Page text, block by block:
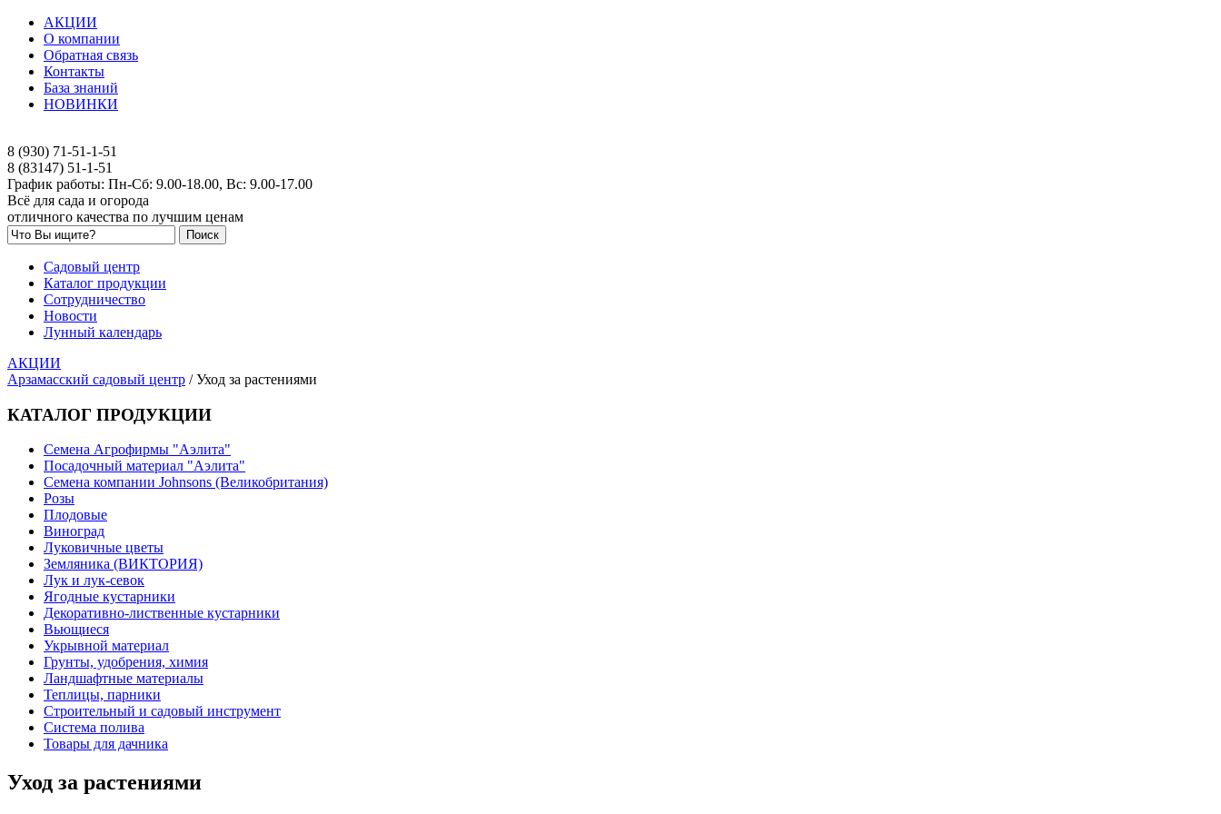
АКЦИИ
О компании
Обратная связь
Контакты
База знаний
НОВИНКИ
8 (930) 71-51-1-51
8 (83147) 51-1-51
График работы: Пн-Сб: 9.00-18.00, Вс: 9.00-17.00
Всё для сада и огорода
отличного качества по лучшим ценам
Садовый центр
Каталог продукции
Сотрудничество
Новости
Лунный календарь
АКЦИИ
Арзамасский садовый центр /Уход за растениями
КАТАЛОГ ПРОДУКЦИИ
Семена Агрофирмы "Аэлита"
Посадочный материал "Аэлита"
Семена компании Johnsons (Великобритания)
Розы
Плодовые
Виноград
Луковичные цветы
Земляника (ВИКТОРИЯ)
Лук и лук-севок
Ягодные кустарники
Декоративно-лиственные кустарники
Вьющиеся
Укрывной материал
Грунты, удобрения, химия
Ландшафтные материалы
Теплицы, парники
Строительный и садовый инструмент
Система полива
Товары для дачника
Уход за растениями